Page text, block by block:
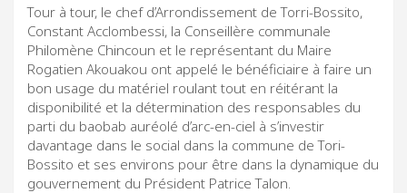
Tour à tour, le chef d’Arrondissement de Torri-Bossito,
Constant Acclombessi, la Conseillère communale
Philomène Chincoun et le représentant du Maire
Rogatien Akouakou ont appelé le bénéficiaire à faire un
bon usage du matériel roulant tout en réitérant la
disponibilité et la détermination des responsables du
parti du baobab auréolé d’arc-en-ciel à s’investir
davantage dans le social dans la commune de Tori-
Bossito et ses environs pour être dans la dynamique du
gouvernement du Président Patrice Talon.